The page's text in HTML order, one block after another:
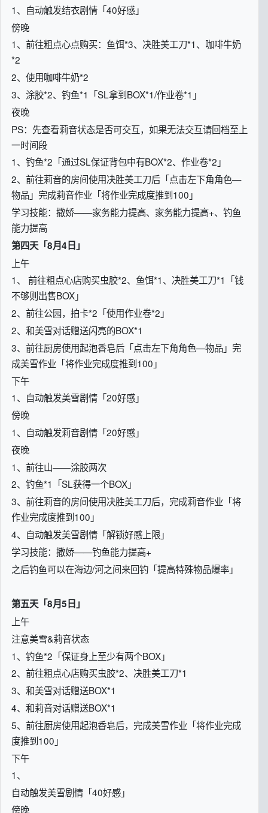
1、自动触发结衣剧情「40好感」
傍晚
1、前往粗点心点购买：鱼饵*3、决胜美工刀*1、咖啡牛奶
*2
2、使用咖啡牛奶*2
3、涂胶*2、钓鱼*1「SL拿到BOX*1/作业卷*1」
夜晚
PS：先查看莉音状态是否可交互，如果无法交互请回档至上
一时间段
1、钓鱼*2「通过SL保证背包中有BOX*2、作业卷*2」
2、前往莉音的房间使用决胜美工刀后「点击左下角角色—
物品」完成莉音作业「将作业完成度推到100」
学习技能：撒娇——家务能力提高、家务能力提高+、钓鱼
能力提高
第四天「8月4日」
上午
1、 前往粗点心店购买虫胶*2、鱼饵*1、决胜美工刀*1「钱
不够则出售BOX」
2、前往公园，拍卡*2「使用作业卷*2」
2、和美雪对话赠送闪亮的BOX*1
3、前往厨房使用起泡香皂后「点击左下角角色—物品」完
成美雪作业「将作业完成度推到100」
下午
1、自动触发美雪剧情「20好感」
傍晚
1、自动触发莉音剧情「20好感」
夜晚
1、前往山——涂胶两次
2、钓鱼*1「SL获得一个BOX」
3、前往莉音的房间使用决胜美工刀后，完成莉音作业「将
作业完成度推到100」
4、自动触发美雪剧情「解锁好感上限」
学习技能：撒娇——钓鱼能力提高+
之后钓鱼可以在海边/河之间来回钓「提高特殊物品爆率」
第五天「8月5日」
上午
注意美雪&莉音状态
1、钓鱼*2「保证身上至少有两个BOX」
2、前往粗点心店购买虫胶*2、决胜美工刀*1
3、和美雪对话赠送BOX*1
4、和莉音对话赠送BOX*1
5、前往厨房使用起泡香皂后，完成美雪作业「将作业完成
度推到100」
下午
1、
自动触发美雪剧情「40好感」
傍晚